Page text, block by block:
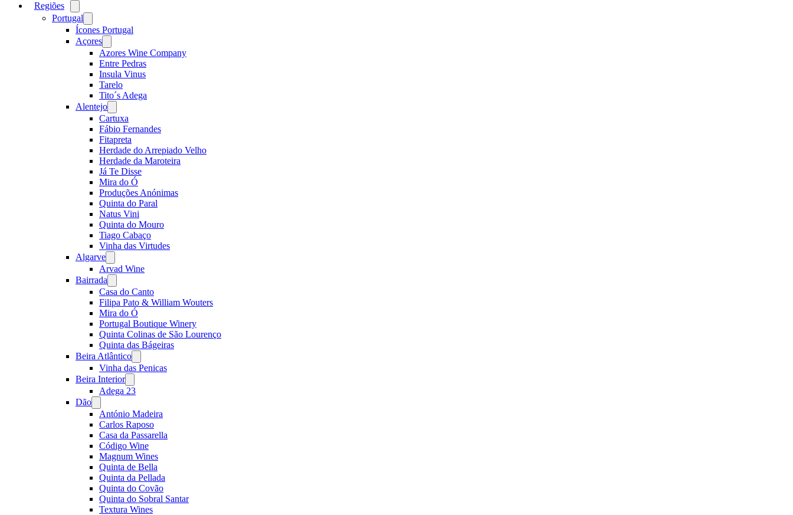
Regiões
menu
Portugal
menu
Ícones Portugal
Açores
menu
Azores Wine Company
Entre Pedras
Insula Vinus
Tarelo
Tito´s Adega
Alentejo
menu
Cartuxa
Fábio Fernandes
Fitapreta
Herdade do Arrepiado Velho
Herdade da Maroteira
Já Te Disse
Mira do Ó
Produções Anónimas
Quinta do Paral
Natus Vini
Quinta do Mouro
Tiago Cabaço
Vinha das Virtudes
Algarve
menu
Arvad Wine
Bairrada
menu
Casa do Canto
Filipa Pato & William Wouters
Mira do Ó
Portugal Boutique Winery
Quinta Colinas de São Lourenço
Quinta das Bágeiras
Beira Atlântico
menu
Vinha das Penicas
Beira Interior
menu
Adega 23
Dão
menu
António Madeira
Carlos Raposo
Casa da Passarella
Código Wine
Magnum Wines
Quinta de Bella
Quinta da Pellada
Quinta do Covão
Quinta do Sobral Santar
Textura Wines